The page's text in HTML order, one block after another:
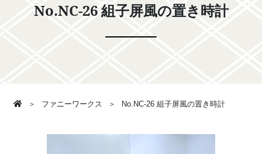
No.NC-26 組子屏風の置き時計
ファニーワークス No.NC-26 組子屏風の置き時計